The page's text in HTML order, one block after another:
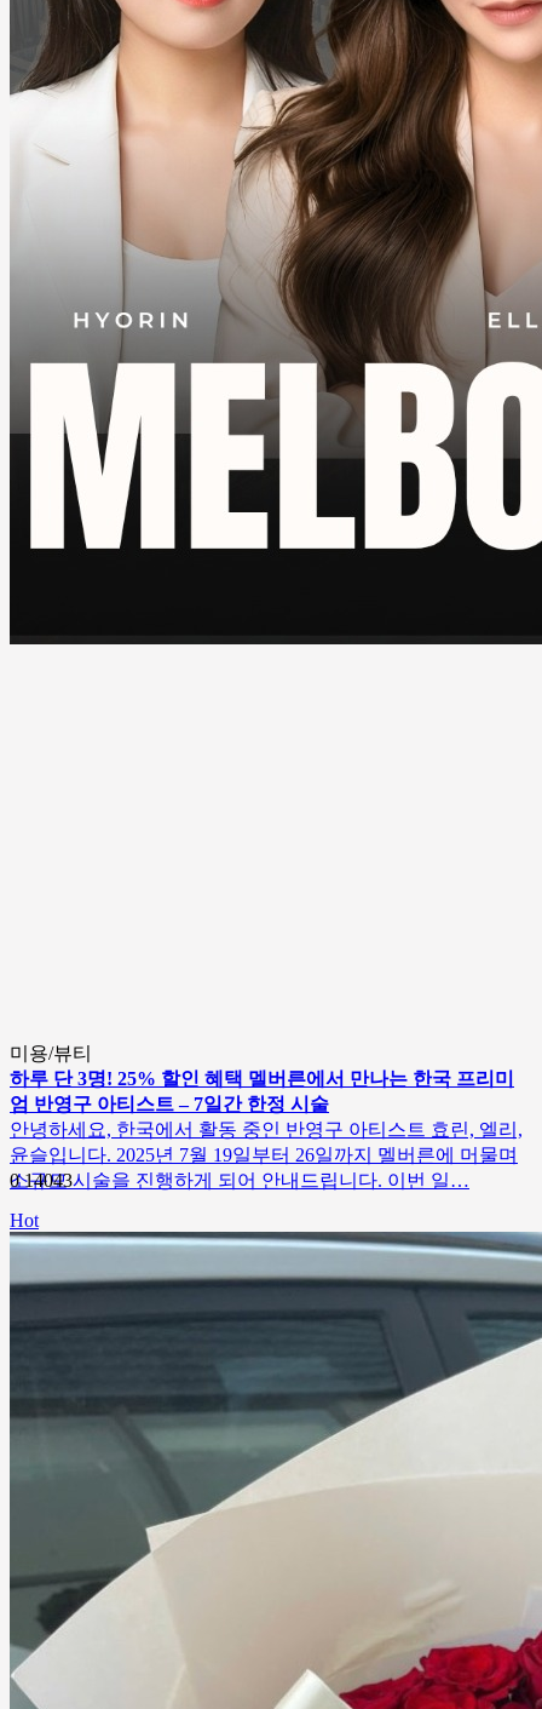
미용/뷰티
하루 단 3명! 25% 할인 혜택 멜버른에서 만나는 한국 프리미
엄 반영구 아티스트 – 7일간 한정 시술
안녕하세요, 한국에서 활동 중인 반영구 아티스트 효린, 엘리,
윤슬입니다. 2025년 7월 19일부터 26일까지 멜버른에 머물며
소규모 시술을 진행하게 되어 안내드립니다. 이번 일…
014043
Hot